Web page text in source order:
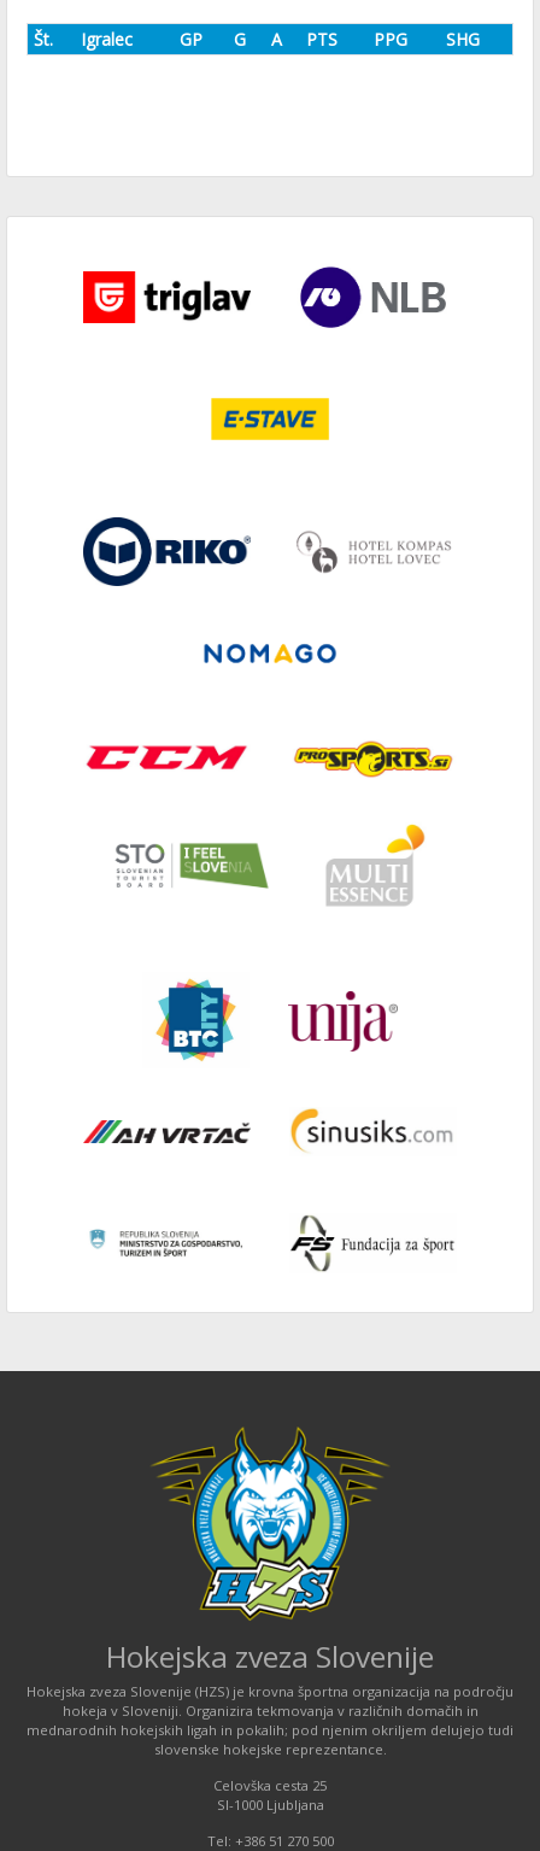
Št. Igralec GP G A PTS PPG SHG
Hokejska zveza Slovenije
Hokejska zveza Slovenije (HZS) je krovna športna organizacija na področju
hokeja v Sloveniji. Organizira tekmovanja v različnih domačih in
mednarodnih hokejskih ligah in pokalih; pod njenim okriljem delujejo tudi
slovenske hokejske reprezentance.
Celovška cesta 25
SI-1000 Ljubljana
Tel: +386 51 270 500